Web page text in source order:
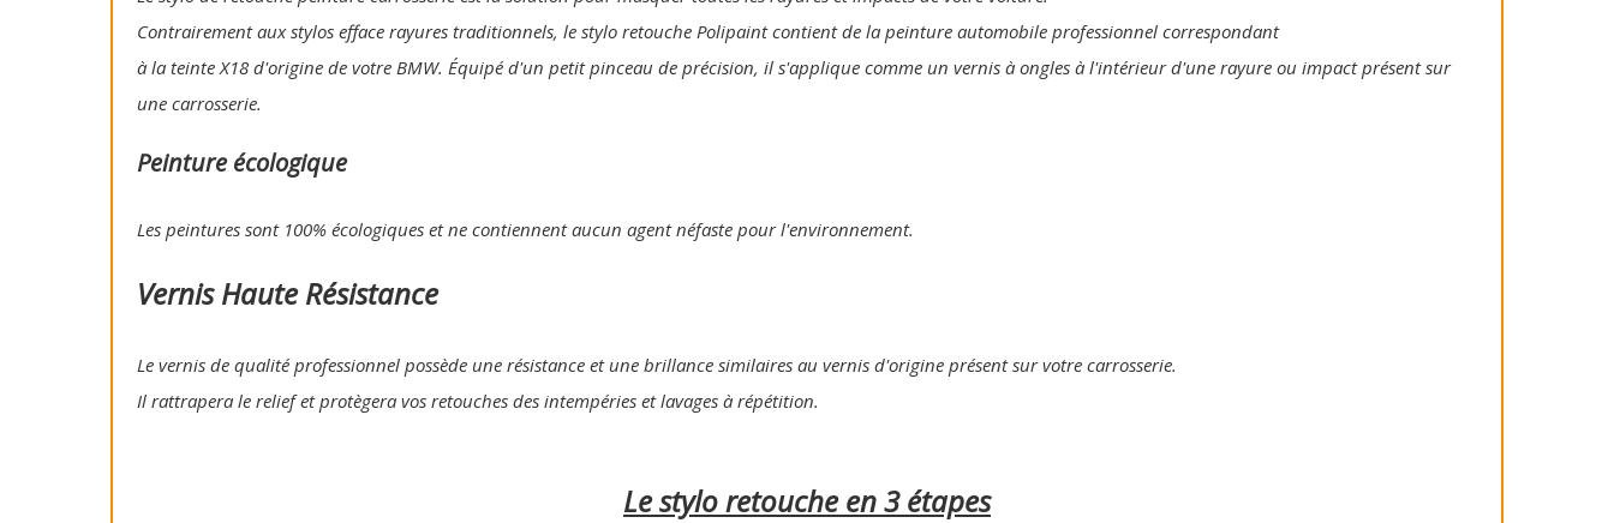
Contrairement aux stylos efface rayures traditionnels, le stylo retouche Polipaint contient de la peinture automobile professionnel correspondant
à la teinte X18 d'origine de votre BMW. Équipé d'un petit pinceau de précision, il s'applique comme un vernis à ongles à l'intérieur d'une rayure ou impact présent sur
une carrosserie.
Peinture écologique
Les peintures sont 100% écologiques et ne contiennent aucun agent néfaste pour l'environnement.
Vernis Haute Résistance
Le vernis de qualité professionnel possède une résistance et une brillance similaires au vernis d'origine présent sur votre carrosserie.
Il rattrapera le relief et protègera vos retouches des intempéries et lavages à répétition.
Le stylo retouche en 3 étapes